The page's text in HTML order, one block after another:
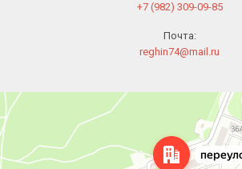
+7 (982) 309-09-85
Почта:
reghin74@mail.ru
Челябинск
Переулок Лермонтова, 1 — Яндекс Карты